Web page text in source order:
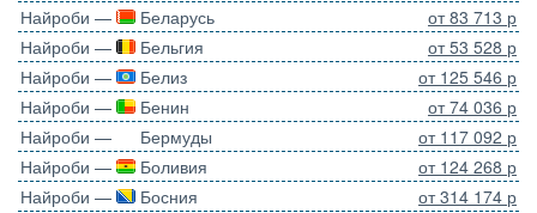
Найроби —
Беларусь
от 83 713 р
Найроби —
Бельгия
от 53 528 р
Найроби —
Белиз
от 125 546 р
Найроби —
Бенин
от 74 036 р
Найроби —
Бермуды
от 117 092 р
Найроби —
Боливия
от 124 268 р
Найроби —
Босния
от 314 174 р